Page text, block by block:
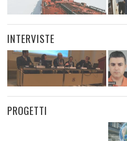
INTERVISTE
PROGETTI